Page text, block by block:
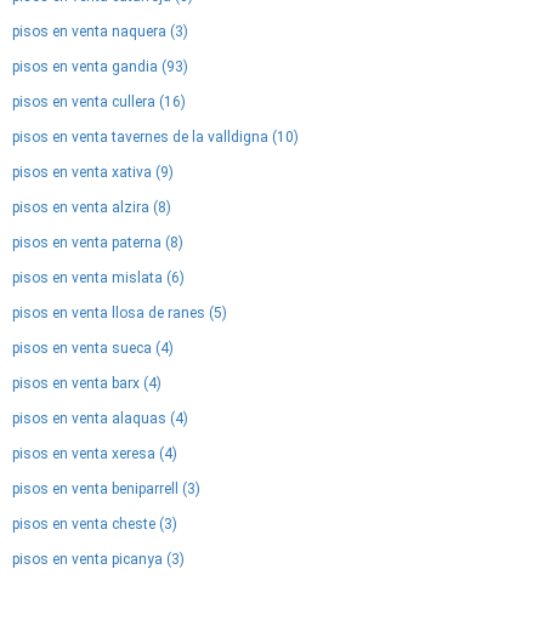
pisos en venta naquera (3)
pisos en venta gandia (93)
pisos en venta cullera (16)
pisos en venta tavernes de la valldigna (10)
pisos en venta xativa (9)
pisos en venta alzira (8)
pisos en venta paterna (8)
pisos en venta mislata (6)
pisos en venta llosa de ranes (5)
pisos en venta sueca (4)
pisos en venta barx (4)
pisos en venta alaquas (4)
pisos en venta xeresa (4)
pisos en venta beniparrell (3)
pisos en venta cheste (3)
pisos en venta picanya (3)